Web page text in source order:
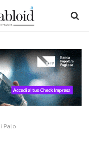
Palo